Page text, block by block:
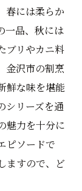
春には柔らか
一品、秋には
ブリやカニ料
金沢市の割烹
鮮な味を堪能
シリーズを通
魅力を十分に
ピソードで
ますので、ど